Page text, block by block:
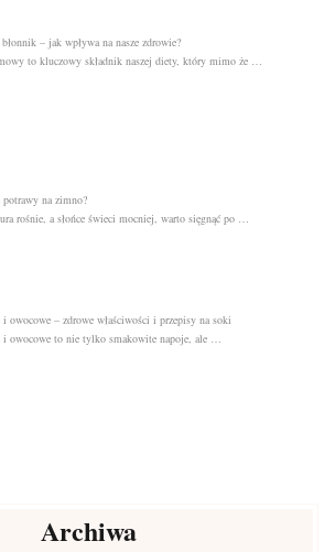
– jak wpływa na nasze zdrowie?
to kluczowy składnik naszej diety, który mimo że …
potrawy na zimno?
rośnie, a słońce świeci mocniej, warto sięgnąć po …
owocowe – zdrowe właściwości i przepisy na soki
i owocowe to nie tylko smakowite napoje, ale …
Archiwa